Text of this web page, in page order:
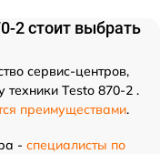
2 стоит выбрать
сервис-центров,
техники Testo 870-2 .
преимуществами.
- специалисты по